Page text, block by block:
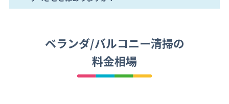
ベランダ/バルコニー清掃の
料金相場